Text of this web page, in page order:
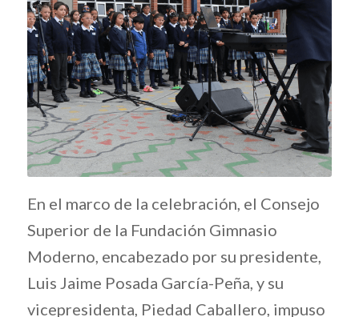
En el marco de la celebración, el Consejo
Superior de la Fundación Gimnasio
Moderno, encabezado por su presidente,
Luis Jaime Posada García-Peña, y su
vicepresidenta, Piedad Caballero, impuso